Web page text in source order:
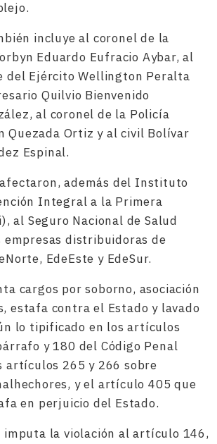
incluye al coronel de la
Eduardo Eufracio Aybar, al
del Ejército Wellington Peralta
Quilvio Bienvenido
al coronel de la Policía
Quezada Ortiz y al civil Bolívar
Espinal.
además del Instituto
Integral a la Primera
al Seguro Nacional de Salud
empresas distribuidoras de
EdeEste y EdeSur.
cargos por soborno, asociación
estafa contra el Estado y lavado
lo tipificado en los artículos
y 180 del Código Penal
artículos 265 y 266 sobre
y el artículo 405 que
en perjuicio del Estado.
imputa la violación al artículo 146,